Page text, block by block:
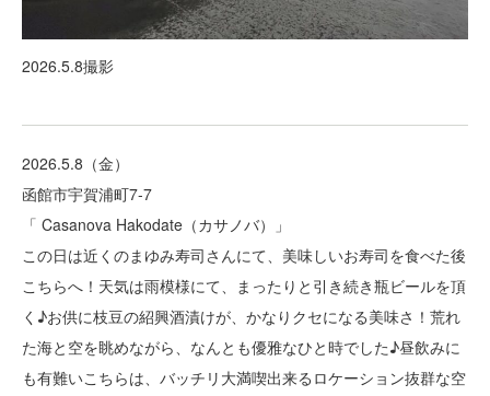
2026.5.8撮影
2026.5.8（金）
函館市宇賀浦町7-7
「 Casanova Hakodate（カサノバ）」
この日は近くのまゆみ寿司さんにて、美味しいお寿司を食べた後
こちらへ！天気は雨模様にて、まったりと引き続き瓶ビールを頂
く♪お供に枝豆の紹興酒漬けが、かなりクセになる美味さ！荒れ
た海と空を眺めながら、なんとも優雅なひと時でした♪昼飲みに
も有難いこちらは、バッチリ大満喫出来るロケーション抜群な空